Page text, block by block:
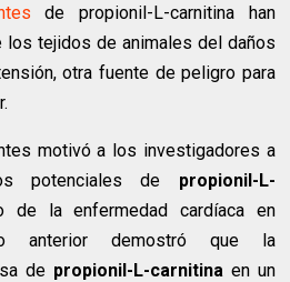
de propionil-L-carnitina han
los tejidos de animales del daños
otra fuente de peligro para
motivó a los investigadores a
potenciales de propionil-L-
de la enfermedad cardíaca en
anterior demostró que la
de propionil-L-carnitinaen un